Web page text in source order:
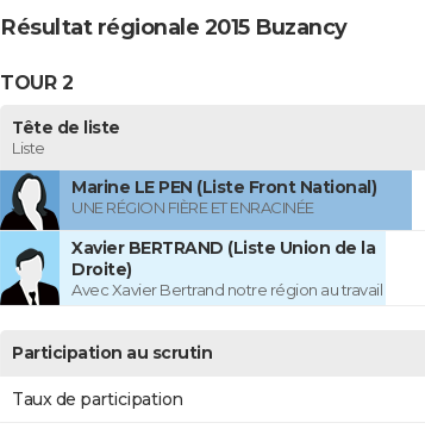
Résultat régionale 2015 Buzancy
TOUR 2
Tête de liste
Liste
Marine LE PEN (Liste Front National)
UNE RÉGION FIÈRE ET ENRACINÉE
Xavier BERTRAND (Liste Union de la
Droite)
Avec Xavier Bertrand notre région au travail
Participation au scrutin
Taux de participation